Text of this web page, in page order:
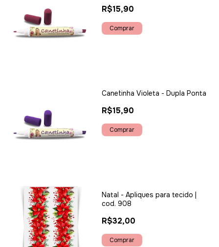
R$15,90
Canetinha Violeta - Dupla Ponta
R$15,90
Natal - Apliques para tecido |
cod. 908
R$32,00